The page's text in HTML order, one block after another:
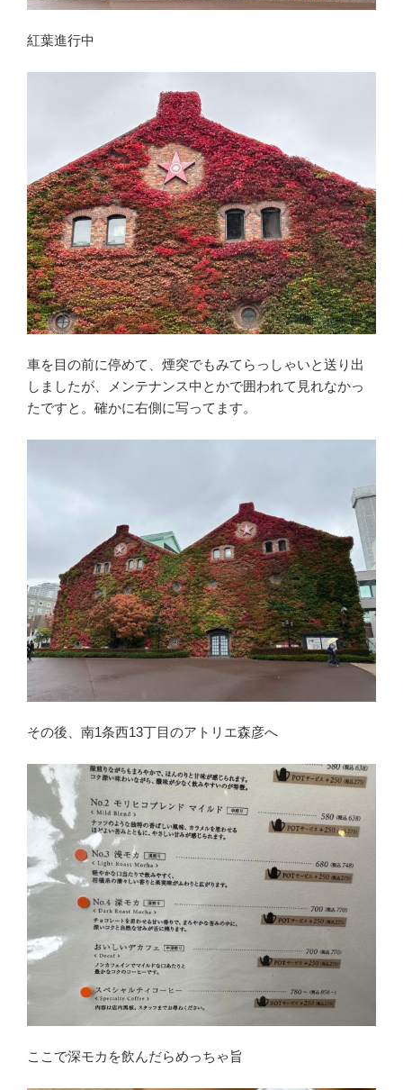
紅葉進行中
車を目の前に停めて、煙突でもみてらっしゃいと送り出
しましたが、メンテナンス中とかで囲われて見れなかっ
たですと。確かに右側に写ってます。
その後、南1条西13丁目のアトリエ森彦へ
ここで深モカを飲んだらめっちゃ旨